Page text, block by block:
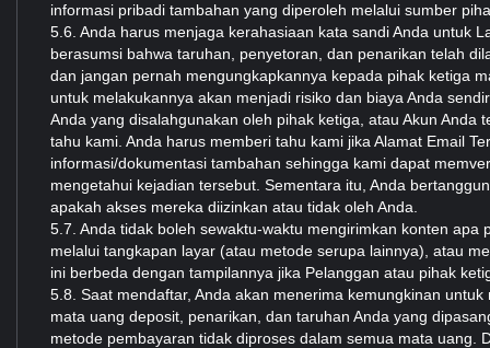
informasi pribadi tambahan yang diperoleh melalui sumber
5.6. Anda harus menjaga kerahasiaan kata sandi Anda untuk
berasumsi bahwa taruhan, penyetoran, dan penarikan telah
dan jangan pernah mengungkapkannya kepada pihak ketiga
untuk melakukannya akan menjadi risiko dan biaya Anda
Anda yang disalahgunakan oleh pihak ketiga, atau Akun
tahu kami. Anda harus memberi tahu kami jika Alamat Email
informasi/dokumentasi tambahan sehingga kami dapat
mengetahui kejadian tersebut. Sementara itu, Anda
apakah akses mereka diizinkan atau tidak oleh Anda.
5.7. Anda tidak boleh sewaktu-waktu mengirimkan konten
melalui tangkapan layar (atau metode serupa lainnya), atau
ini berbeda dengan tampilannya jika Pelanggan atau pihak
5.8. Saat mendaftar, Anda akan menerima kemungkinan
mata uang deposit, penarikan, dan taruhan Anda yang
metode pembayaran tidak diproses dalam semua mata